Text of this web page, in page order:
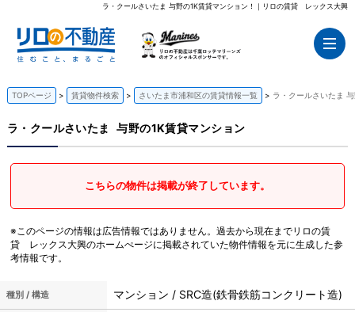
ラ・クールさいたま 与野の1K賃貸マンション！｜リロの賃貸 レックス大興
TOPページ 賃貸物件検索 さいたま市浦和区の賃貸情報一覧 ラ・クールさいたま
ラ・クールさいたま 与野の1K賃貸マンション
こちらの物件は掲載が終了しています。
※このページの情報は広告情報ではありません。過去から現在までリロの賃
貸 レックス大興のホームぺージに掲載されていた物件情報を元に生成した参
考情報です。
種別 / 構造 マンション / SRC造(鉄骨鉄筋コンクリート造)